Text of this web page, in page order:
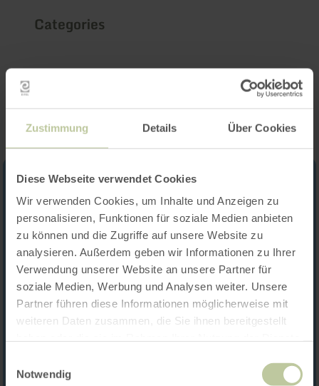
Zustimmung Details Über Cookies
Diese Webseite verwendet Cookies
Wir verwenden Cookies, um Inhalte und Anzeigen zu
personalisieren, Funktionen für soziale Medien anbieten
zu können und die Zugriffe auf unsere Website zu
analysieren. Außerdem geben wir Informationen zu Ihrer
Verwendung unserer Website an unsere Partner für
soziale Medien, Werbung und Analysen weiter. Unsere
Partner führen diese Informationen möglicherweise mit
weiteren Daten zusammen, die Sie ihnen bereitgestellt
Notwendig
Categories
Impressions